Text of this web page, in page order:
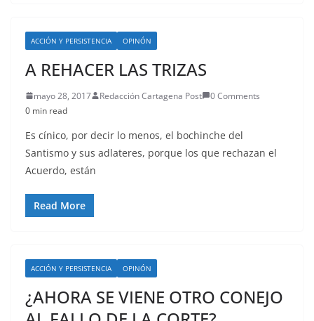
ACCIÓN Y PERSISTENCIA OPINÓN
A REHACER LAS TRIZAS
mayo 28, 2017 Redacción Cartagena Post
0 Comments
0 min read
Es cínico, por decir lo menos, el bochinche del
Santismo y sus adlateres, porque los que rechazan el
Acuerdo, están
Read More
ACCIÓN Y PERSISTENCIA OPINÓN
¿AHORA SE VIENE OTRO CONEJO